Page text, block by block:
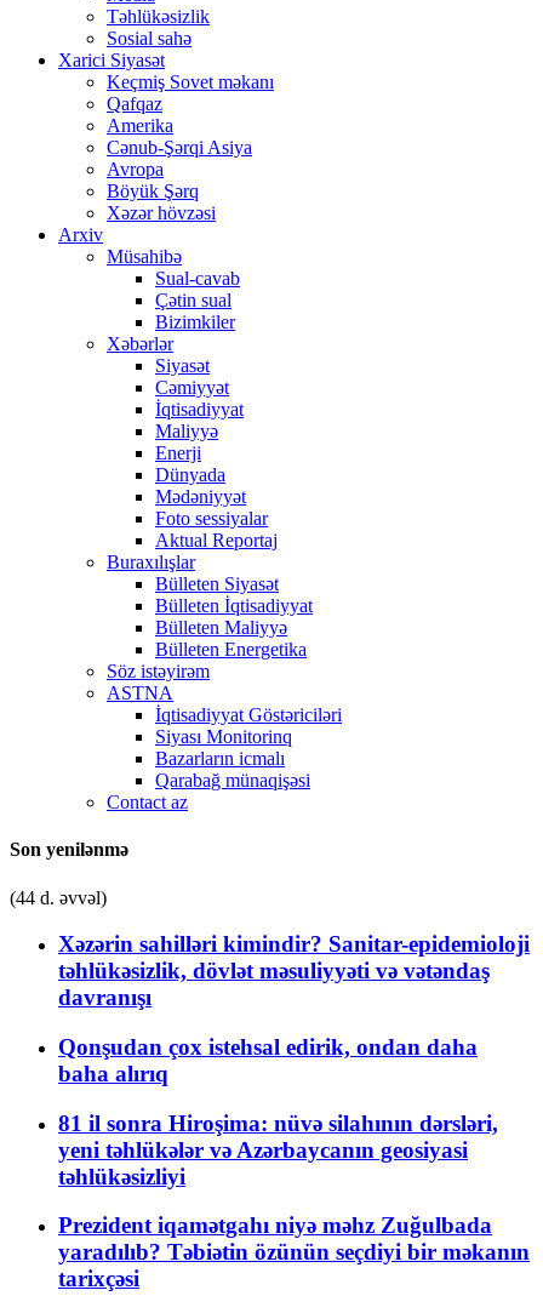
Təhlükəsizlik
Sosial sahə
Xarici Siyasət
Keçmiş Sovet məkanı
Qafqaz
Amerika
Cənub-Şərqi Asiya
Avropa
Böyük Şərq
Xəzər hövzəsi
Arxiv
Müsahibə
Sual-cavab
Çətin sual
Bizimkiler
Xəbərlər
Siyasət
Cəmiyyət
İqtisadiyyat
Maliyyə
Enerji
Dünyada
Mədəniyyət
Foto sessiyalar
Aktual Reportaj
Buraxılışlar
Bülleten Siyasət
Bülleten İqtisadiyyat
Bülleten Maliyyə
Bülleten Energetika
Söz istəyirəm
ASTNA
İqtisadiyyat Göstəriciləri
Siyası Monitorinq
Bazarların icmalı
Qarabağ münaqişəsi
Contact az
Son yenilənmə
(44 d. əvvəl)
Xəzərin sahilləri kimindir? Sanitar-epidemioloji
təhlükəsizlik, dövlət məsuliyyəti və vətəndaş
davranışı
Qonşudan çox istehsal edirik, ondan daha
baha alırıq
81 il sonra Hiroşima: nüvə silahının dərsləri,
yeni təhlükələr və Azərbaycanın geosiyasi
təhlükəsizliyi
Prezident iqamətgahı niyə məhz Zuğulbada
yaradılıb? Təbiətin özünün seçdiyi bir məkanın
tarixçəsi